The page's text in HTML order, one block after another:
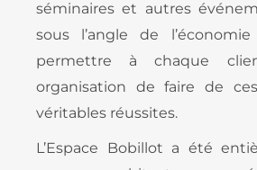
séminaires et autres
sous l’angle de
permettre à chaque
organisation de faire de
véritables réussites.
L’Espace Bobillot a été